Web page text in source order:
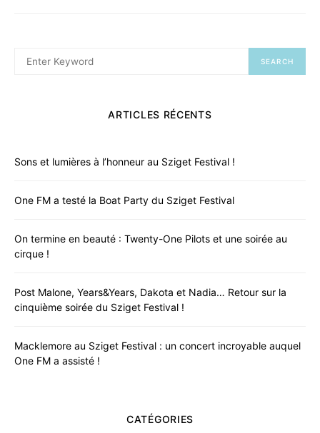
FOR:
When autocomplete results are available use
SEARCH
ARTICLES RÉCENTS
Sons et lumières à l’honneur au Sziget Festival !
One FM a testé la Boat Party du Sziget Festival
On termine en beauté : Twenty-One Pilots et une soirée au
cirque !
Post Malone, Years&Years, Dakota et Nadia… Retour sur la
cinquième soirée du Sziget Festival !
Macklemore au Sziget Festival : un concert incroyable auquel
One FM a assisté !
CATÉGORIES